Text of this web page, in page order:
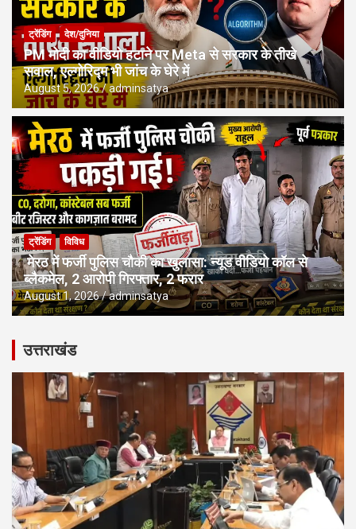
ट्रेंडिंग देश/दुनिया
PM मोदी का वीडियो हटाने पर Meta से सरकार के तीखे
सवाल, एल्गोरिद्म भी जांच के घेरे में
August 5, 2026 adminsatya
ट्रेंडिंग विविध
मेरठ में फर्जी पुलिस चौकी का खुलासा: न्यूड वीडियो कॉल से
ब्लैकमेल, 2 आरोपी गिरफ्तार, 2 फरार
August 1, 2026 adminsatya
उत्तराखंड